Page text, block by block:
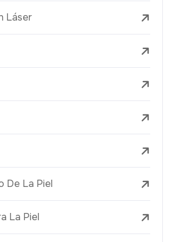
Láser
De La Piel
La Piel